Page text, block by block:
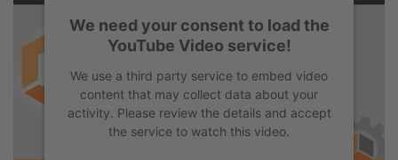
We need your consent to load the
YouTube Video service!
We use a third party service to embed video
content that may collect data about your
activity. Please review the details and accept
the service to watch this video.